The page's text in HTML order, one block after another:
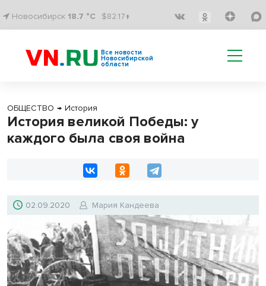
Новосибирск 18.7 °C $82.17↑
Все новости
Новосибирской
области
ОБЩЕСТВО → История
История великой Победы: у
каждого была своя война
02.09.2020 Мария Кандеева